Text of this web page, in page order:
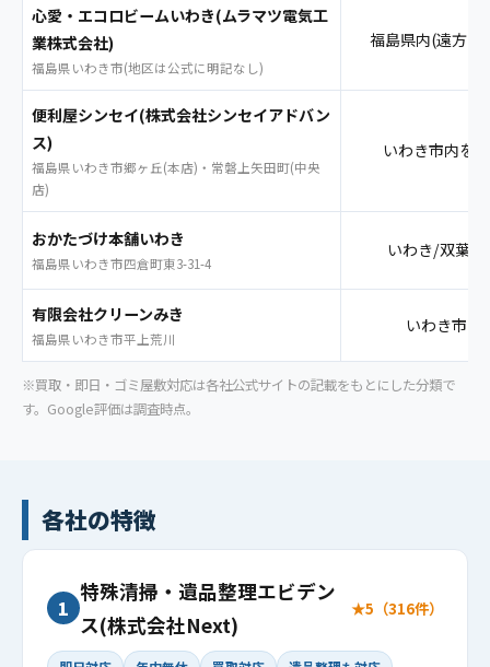
心愛・エコロビームいわき(ムラマツ電気工
業株式会社)
福島県いわき市(地区は公式に明記なし)
福島県内(遠方も
便利屋シンセイ(株式会社シンセイアドバン
ス)
福島県いわき市郷ヶ丘(本店)・常磐上矢田町(中央
店)
いわき市内を
おかたづけ本舗いわき
福島県いわき市四倉町東3-31-4
いわき/双葉地
有限会社クリーンみき
福島県いわき市平上荒川
いわき市内
※買取・即日・ゴミ屋敷対応は各社公式サイトの記載をもとにした分類で
す。Google評価は調査時点。
各社の特徴
1
特殊清掃・遺品整理エビデン
ス(株式会社Next)
★5（316件）